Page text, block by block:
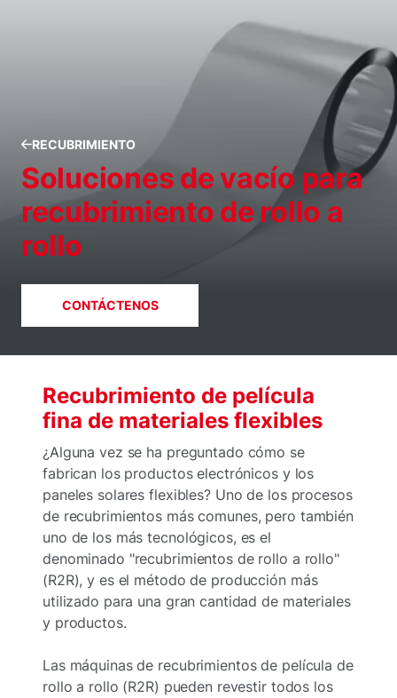
RECUBRIMIENTO
Soluciones de vacío para
recubrimiento de rollo a
rollo
CONTÁCTENOS
Recubrimiento de película
fina de materiales flexibles
¿Alguna vez se ha preguntado cómo se
fabrican los productos electrónicos y los
paneles solares flexibles? Uno de los procesos
de recubrimientos más comunes, pero también
uno de los más tecnológicos, es el
denominado "recubrimientos de rollo a rollo"
(R2R), y es el método de producción más
utilizado para una gran cantidad de materiales
y productos.
Las máquinas de recubrimientos de película de
rollo a rollo (R2R) pueden revestir todos los